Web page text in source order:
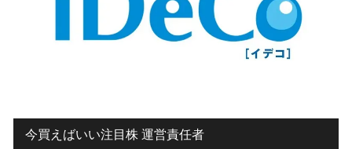
今買えばいい注目株 運営責任者